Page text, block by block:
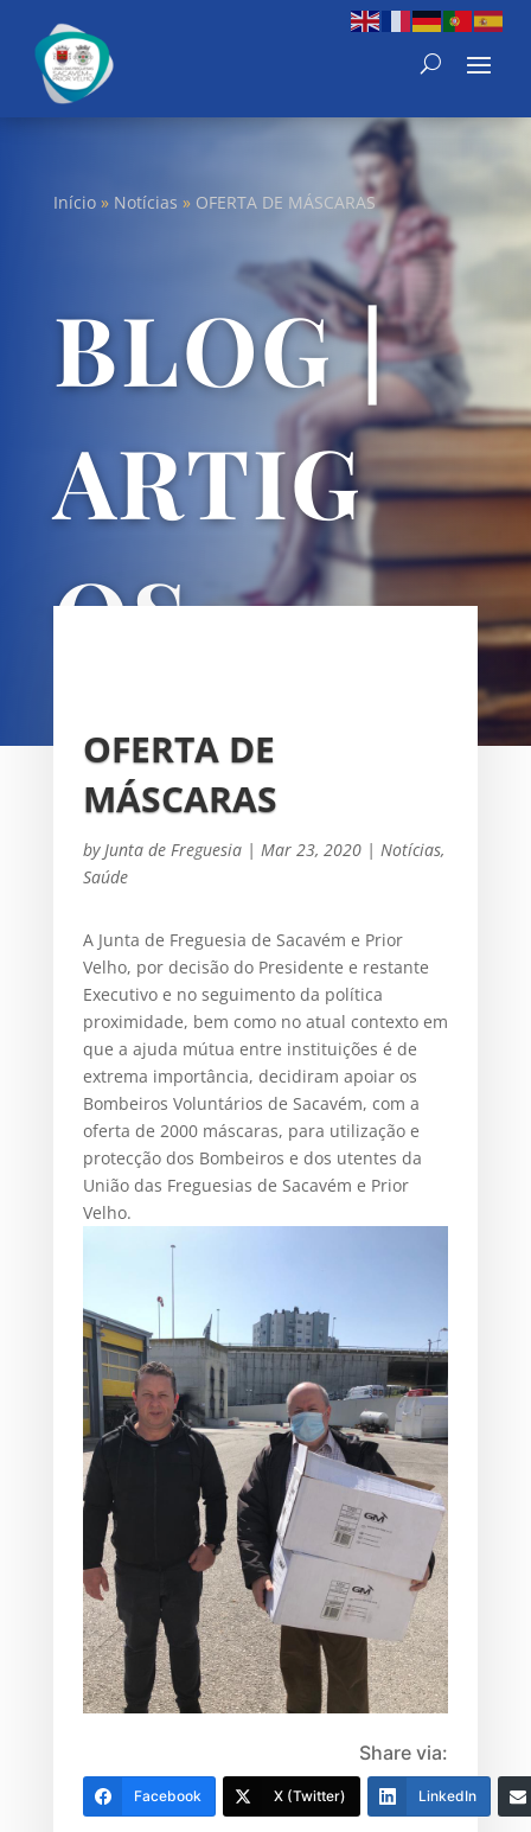
Início» Notícias » OFERTA DE MÁSCARAS
BLOG |
ARTIG
OS
OFERTA DE
MÁSCARAS
by Junta de Freguesia| Mar 23, 2020| Notícias,
Saúde
A Junta de Freguesia de Sacavém e Prior
Velho, por decisão do Presidente e restante
Executivo e no seguimento da política
proximidade, bem como no atual contexto em
que a ajuda mútua entre instituições é de
extrema importância, decidiram apoiar os
Bombeiros Voluntários de Sacavém, com a
oferta de 2000 máscaras, para utilização e
protecção dos Bombeiros e dos utentes da
União das Freguesias de Sacavém e Prior
Velho.
Share via:
Facebook X (Twitter) LinkedIn